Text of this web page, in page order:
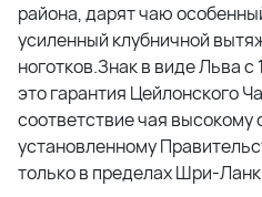
района, дарят чаю
усиленный клубничной
ноготков.Знак в виде Льва
это гарантия Цейлонского
соответствие чая высокому
установленному
только в пределах Шри-